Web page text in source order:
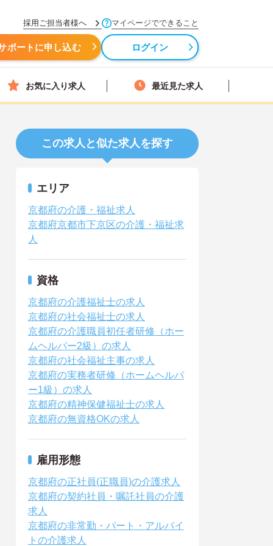
採用ご担当者様へ マイページでできること
ポートに申し込む ログイン
お気に入り求人 最近見た求人
この求人と似た求人を探す
エリア
京都府の介護・福祉求人
京都府京都市下京区の介護・福祉求
人
資格
京都府の介護福祉士の求人
京都府の社会福祉士の求人
京都府の介護職員初任者研修（ホー
ムヘルパー2級）の求人
京都府の社会福祉主事の求人
京都府の実務者研修（ホームヘルパ
ー1級）の求人
京都府の精神保健福祉士の求人
京都府の無資格OKの求人
雇用形態
京都府の正社員(正職員)の介護求人
京都府の契約社員・嘱託社員の介護
求人
京都府の非常勤・パート・アルバイ
トの介護求人